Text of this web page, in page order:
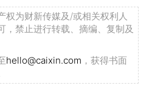
权为财新传媒及/或相关权利人
，禁止进行转载、摘编、复制及
hello@caixin.com ，获得书面